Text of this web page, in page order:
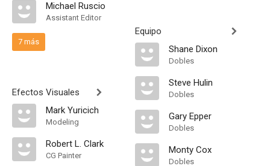
Michael Ruscio
Assistant Editor
7 más
Efectos Visuales
Mark Yuricich
Modeling
Robert L. Clark
CG Painter
Equipo
Shane Dixon
Dobles
Steve Hulin
Dobles
Gary Epper
Dobles
Monty Cox
Dobles